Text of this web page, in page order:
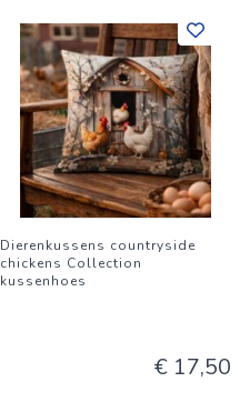
Dierenkussens countryside
chickens Collection
kussenhoes
€ 17,50